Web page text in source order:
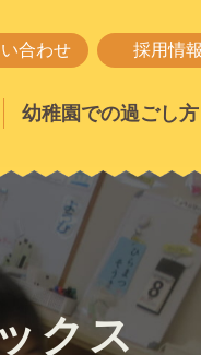
合わせ 採用情報
幼稚園での過ごし方
クス